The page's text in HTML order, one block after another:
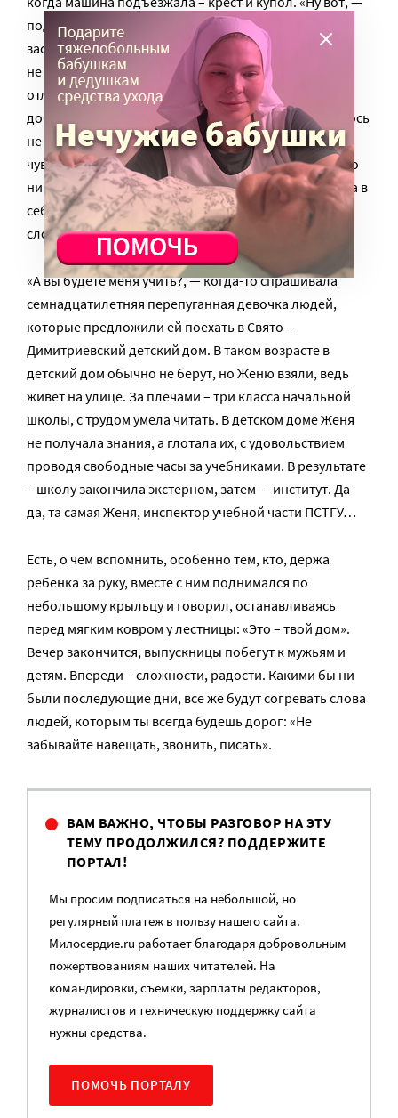
подумала я, — меня здесь еще и молиться будут
заставлять». В моей семье, где я раньше жила, никто
не был верующим. То, что я увидела, конечно,
отличалась от моих представлений: светло, уютно,
добрые взгляды. Но все-таки, воспитателям пришлось
не один год помучиться, чтобы привести меня в
чувство. А насчет веры – понравилось именно то, что
никто ни к чему не принуждал. Я сама почувствовала в
себе веру. Меня любили любую, хотя со мной было
сложно».
«А вы будете меня учить?, — когда-то спрашивала
семнадцатилетняя перепуганная девочка людей,
которые предложили ей поехать в Свято –
Димитриевский детский дом. В таком возрасте в
детский дом обычно не берут, но Женю взяли, ведь
живет на улице. За плечами – три класса начальной
школы, с трудом умела читать. В детском доме Женя
не получала знания, а глотала их, с удовольствием
проводя свободные часы за учебниками. В результате
– школу закончила экстерном, затем — институт. Да-
да, та самая Женя, инспектор учебной части ПСТГУ…
Есть, о чем вспомнить, особенно тем, кто, держа
ребенка за руку, вместе с ним поднимался по
небольшому крыльцу и говорил, останавливаясь
перед мягким ковром у лестницы: «Это – твой дом».
Вечер закончится, выпускницы побегут к мужьям и
детям. Впереди – сложности, радости. Какими бы ни
были последующие дни, все же будут согревать слова
людей, которым ты всегда будешь дорог: «Не
забывайте навещать, звонить, писать».
ВАМ ВАЖНО, ЧТОБЫ РАЗГОВОР НА ЭТУ
ТЕМУ ПРОДОЛЖИЛСЯ? ПОДДЕРЖИТЕ
ПОРТАЛ!
Мы просим подписаться на небольшой, но
регулярный платеж в пользу нашего сайта.
Милосердие.ru работает благодаря добровольным
пожертвованиям наших читателей. На
командировки, съемки, зарплаты редакторов,
журналистов и техническую поддержку сайта
нужны средства.
ПОМОЧЬ ПОРТАЛУ